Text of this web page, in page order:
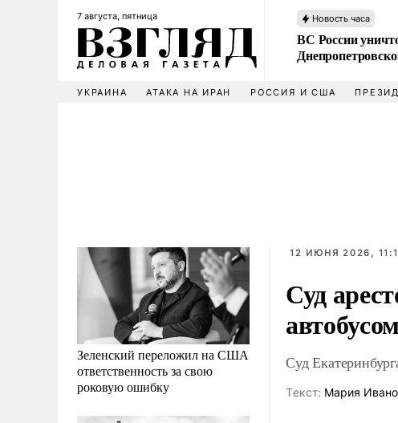
7 августа, пятница Новость часа
ВС России
УКРАИНА АТАКА НА ИРАН РОССИЯ И США
Зеленский переложил на США
ответственность за свою
роковую ошибку
12 ИЮНЯ 2026,
Суд
Суд
Tекст: Мария